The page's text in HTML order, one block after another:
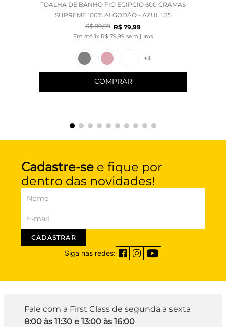
TOALHA DE BANHO FIO EGIPCIO 600 GRAMAS
SUPREME 100% ALGODÃO - AZUL.1.25
R$ 99,99 R$ 79,99
Em até 1x R$ 79 99 sem juros
+4
COMPRAR
Cadastre-se e fique por
dentro das novidades!
CADASTRAR
Siga nas redes:
Fale com a First Class de segunda a sexta
8:00 às 11:30 e 13:00 às 16:00